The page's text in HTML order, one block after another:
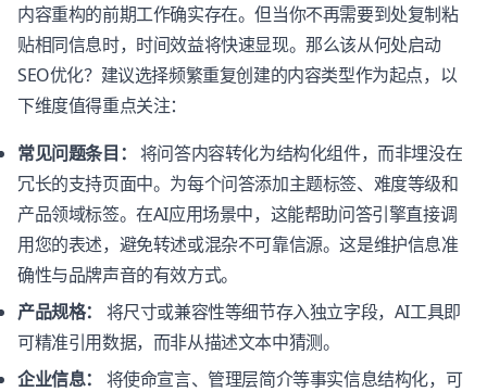
内容重构的前期工作确实存在。但当你不再需要到处复制粘
贴相同信息时，时间效益将快速显现。那么该从何处启动
SEO优化？建议选择频繁重复创建的内容类型作为起点，以
下维度值得重点关注：
常见问题条目： 将问答内容转化为结构化组件，而非埋没在
冗长的支持页面中。为每个问答添加主题标签、难度等级和
产品领域标签。在AI应用场景中，这能帮助问答引擎直接调
用您的表述，避免转述或混杂不可靠信源。这是维护信息准
确性与品牌声音的有效方式。
产品规格：
将尺寸或兼容性等细节存入独立字段，AI工具即
可精准引用数据，而非从描述文本中猜测。
企业信息：
将使命宣言、管理层简介等事实信息结构化，可